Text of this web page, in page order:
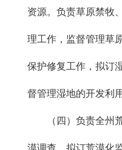
资源。负责草原禁牧
理工作，监督管理草
保护修复工作，拟订
督管理湿地的开发利用
（四）负责全州荒
漠调查，拟订荒漠化